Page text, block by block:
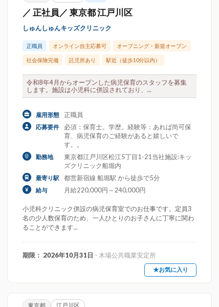
／ 正社員／ 東京都 江戸川区
しゅんしゅんキッズクリニック
正職員 オンライン自主応募可 オープニング・新規オープン
社会保険完備 託児所あり 駅近（徒歩10分以内）
令和8年4月からオープンした病児保育のスタッフを募集
します。施設は小児科に併設されており、...
雇用形態 正職員
応募要件
必須：保育士。学歴。経験等：あれば尚可保
育、病児保育のご経験があると嬉しいで
す。。
勤務地
東京都江戸川区松江5丁目1-21当社施設:キッ
ズクリニック船堀内
最寄り駅 都営新宿線 船堀駅 から徒歩で5分
給与 月給220,000円～240,000円
小児科クリニック併設の病児保育室でのお仕事です。定員3
名の少人数保育のため、一人ひとりのお子さんに丁寧に関わ
ることができます...
期限： 2026年10月31日 - 木場公共職業安定所
★お気に入り
東京都 江戸川区